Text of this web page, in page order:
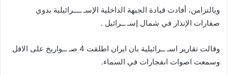
وبالتزامن، أفادت قيادة الجبهة الداخلية الإسـ ــــرائيلية بدوي
صفارات الإنذار في شمال إسـ ــرائيل .
وقالت تقارير اسـ ــرائيلية بان ايران اطلقت 4 صـ ــواريخ على الاقل
وسمعت اصوات انفجارات في السماء.